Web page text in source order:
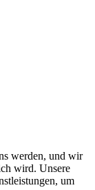
werden, und wir
wird. Unsere
um